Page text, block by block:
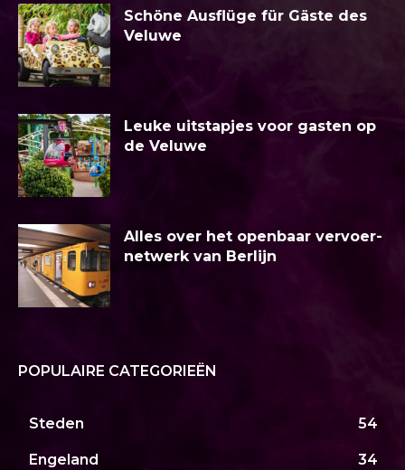
Schöne Ausflüge für Gäste des
Veluwe
Leuke uitstapjes voor gasten op
de Veluwe
Alles over het openbaar vervoer-
netwerk van Berlijn
POPULAIRE CATEGORIEËN
Steden 54
Engeland 34